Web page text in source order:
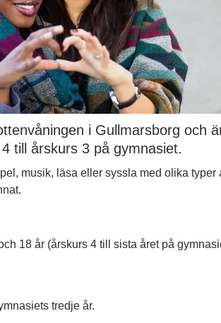
i Gullmarsborg och
till årskurs 3 på gymnasiet.
musik, läsa eller syssla med olika typer
18 år (årskurs 4 till sista året på
tredje år.